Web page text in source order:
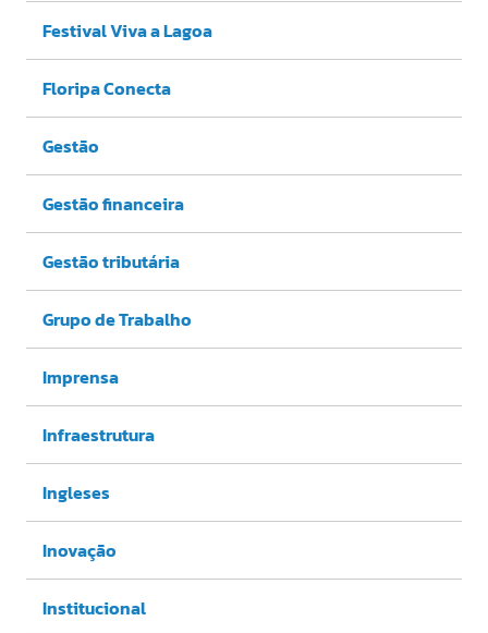
Festival Viva a Lagoa
Floripa Conecta
Gestão
Gestão financeira
Gestão tributária
Grupo de Trabalho
Imprensa
Infraestrutura
Ingleses
Inovação
Institucional